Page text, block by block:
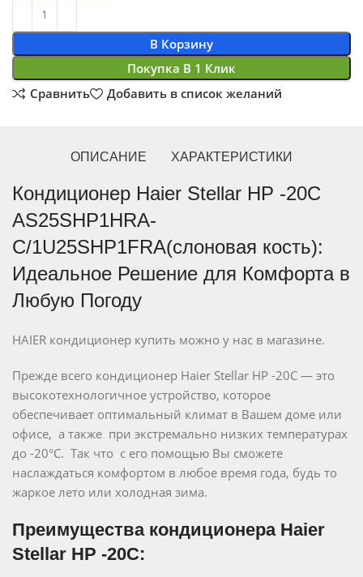
В Корзину
Покупка В 1 Клик
Сравнить
Добавить в список желаний
ОПИСАНИЕ ХАРАКТЕРИСТИКИ
Кондиционер Haier Stellar HP -20C
AS25SHP1HRA-
C/1U25SHP1FRA(слоновая кость):
Идеальное Решение для Комфорта в
Любую Погоду
HAIER кондиционер купить можно у нас в магазине.
Прежде всего кондиционер Haier Stellar HP -20C — это
высокотехнологичное устройство, которое
обеспечивает оптимальный климат в Вашем доме или
офисе, а также при экстремально низких температурах
до -20°C. Так что с его помощью Вы сможете
наслаждаться комфортом в любое время года, будь то
жаркое лето или холодная зима.
Преимущества кондиционера Haier
Stellar HP -20C: